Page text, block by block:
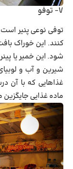
۷- توفو
توفی نوعی پنیر
کنند. این خوراک
شود. این خمیر یا
شیرین و آب و
غذاهایی که با آن
ماده غذایی